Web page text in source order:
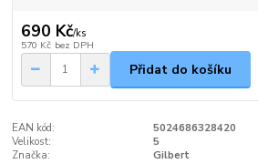
690 Kč/ks
570 Kč bez DPH
Přidat do košíku
EAN kód:
5024686328420
Velikost:
5
Značka:
Gilbert